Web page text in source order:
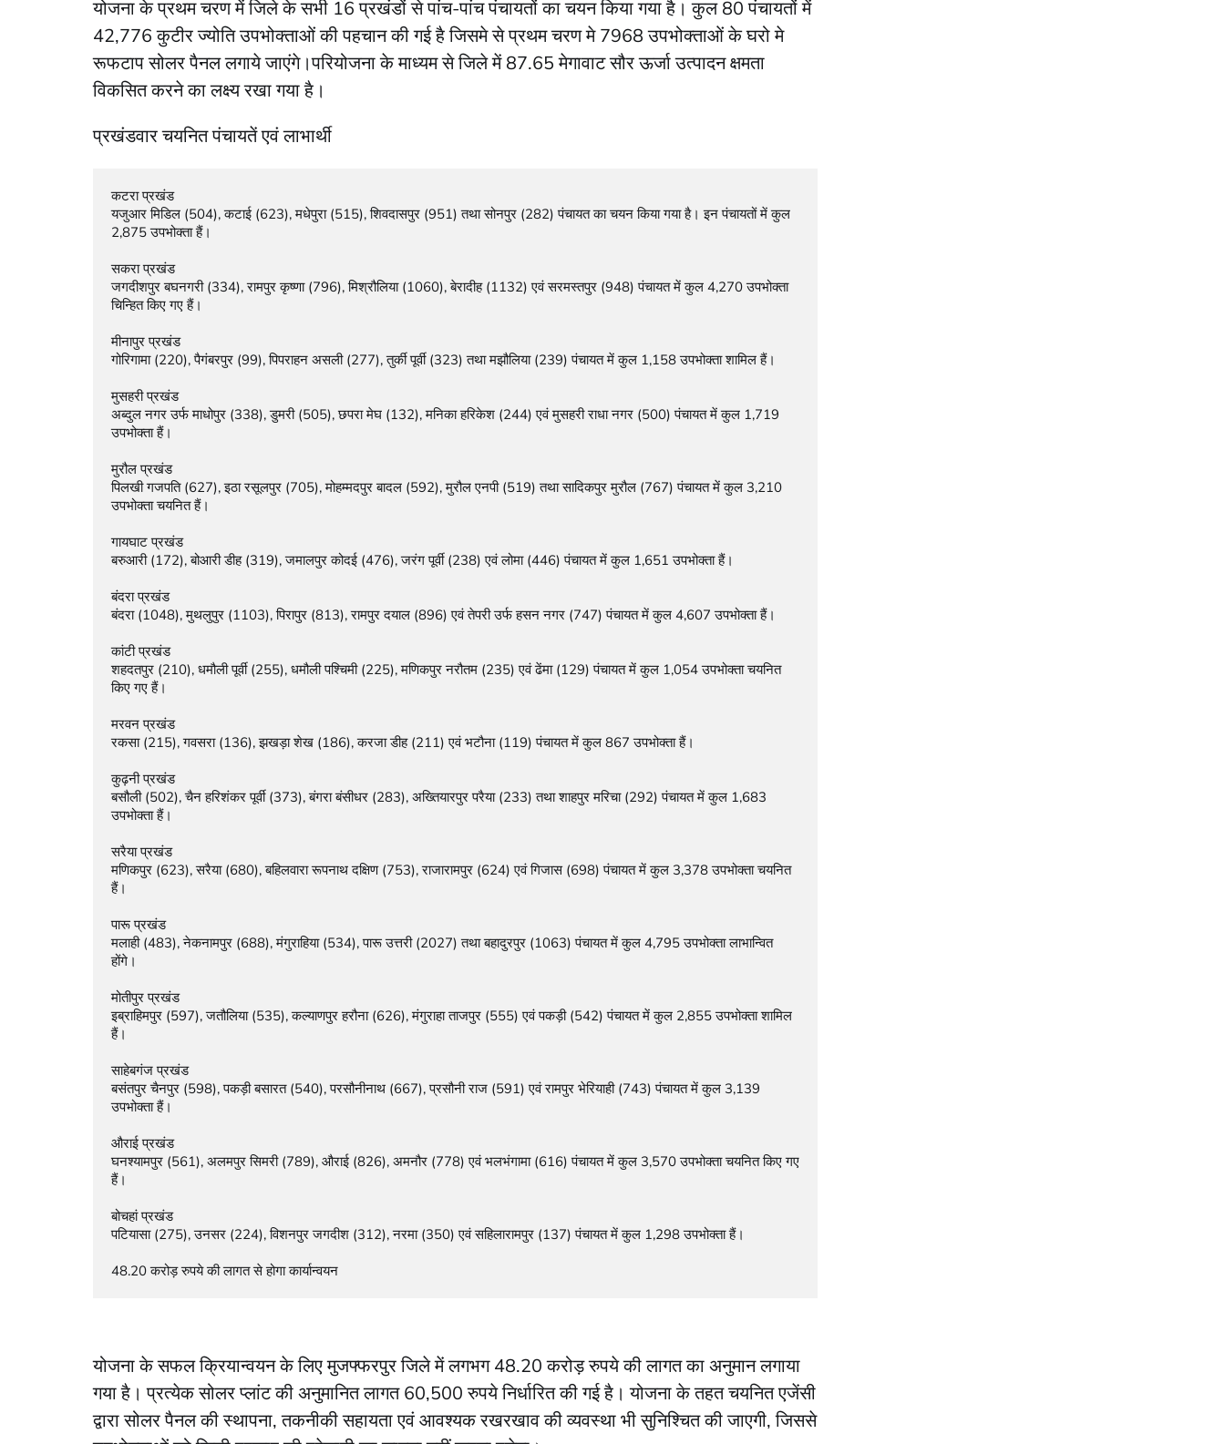
योजना के प्रथम चरण में जिले के सभी 16 प्रखंडों से पांच-पांच पंचायतों का चयन किया गया है। कुल 80 पंचायतों में
42,776 कुटीर ज्योति उपभोक्ताओं की पहचान की गई है जिसमे से प्रथम चरण मे 7968 उपभोक्ताओं के घरो मे
रूफटाप सोलर पैनल लगाये जाएंगे।परियोजना के माध्यम से जिले में 87.65 मेगावाट सौर ऊर्जा उत्पादन क्षमता
विकसित करने का लक्ष्य रखा गया है।
प्रखंडवार चयनित पंचायतें एवं लाभार्थी
कटरा प्रखंड
यजुआर मिडिल (504), कटाई (623), मधेपुरा (515), शिवदासपुर (951) तथा सोनपुर (282) पंचायत का चयन किया गया है। इन पंचायतों में कुल
2,875 उपभोक्ता हैं।
सकरा प्रखंड
जगदीशपुर बघनगरी (334), रामपुर कृष्णा (796), मिश्रौलिया (1060), बेरादीह (1132) एवं सरमस्तपुर (948) पंचायत में कुल 4,270 उपभोक्ता
चिन्हित किए गए हैं।
मीनापुर प्रखंड
गोरिगामा (220), पैगंबरपुर (99), पिपराहन असली (277), तुर्की पूर्वी (323) तथा मझौलिया (239) पंचायत में कुल 1,158 उपभोक्ता शामिल हैं।
मुसहरी प्रखंड
अब्दुल नगर उर्फ माधोपुर (338), डुमरी (505), छपरा मेघ (132), मनिका हरिकेश (244) एवं मुसहरी राधा नगर (500) पंचायत में कुल 1,719
उपभोक्ता हैं।
मुरौल प्रखंड
पिलखी गजपति (627), इठा रसूलपुर (705), मोहम्मदपुर बादल (592), मुरौल एनपी (519) तथा सादिकपुर मुरौल (767) पंचायत में कुल 3,210
उपभोक्ता चयनित हैं।
गायघाट प्रखंड
बरुआरी (172), बोआरी डीह (319), जमालपुर कोदई (476), जरंग पूर्वी (238) एवं लोमा (446) पंचायत में कुल 1,651 उपभोक्ता हैं।
बंदरा प्रखंड
बंदरा (1048), मुथलुपुर (1103), पिरापुर (813), रामपुर दयाल (896) एवं तेपरी उर्फ हसन नगर (747) पंचायत में कुल 4,607 उपभोक्ता हैं।
कांटी प्रखंड
शहदतपुर (210), धमौली पूर्वी (255), धमौली पश्चिमी (225), मणिकपुर नरौतम (235) एवं ढेंमा (129) पंचायत में कुल 1,054 उपभोक्ता चयनित
किए गए हैं।
मरवन प्रखंड
रकसा (215), गवसरा (136), झखड़ा शेख (186), करजा डीह (211) एवं भटौना (119) पंचायत में कुल 867 उपभोक्ता हैं।
कुढ़नी प्रखंड
बसौली (502), चैन हरिशंकर पूर्वी (373), बंगरा बंसीधर (283), अख्तियारपुर परैया (233) तथा शाहपुर मरिचा (292) पंचायत में कुल 1,683
उपभोक्ता हैं।
सरैया प्रखंड
मणिकपुर (623), सरैया (680), बहिलवारा रूपनाथ दक्षिण (753), राजारामपुर (624) एवं गिजास (698) पंचायत में कुल 3,378 उपभोक्ता चयनित
हैं।
पारू प्रखंड
मलाही (483), नेकनामपुर (688), मंगुराहिया (534), पारू उत्तरी (2027) तथा बहादुरपुर (1063) पंचायत में कुल 4,795 उपभोक्ता लाभान्वित
होंगे।
मोतीपुर प्रखंड
इब्राहिमपुर (597), जतौलिया (535), कल्याणपुर हरौना (626), मंगुराहा ताजपुर (555) एवं पकड़ी (542) पंचायत में कुल 2,855 उपभोक्ता शामिल
हैं।
साहेबगंज प्रखंड
बसंतपुर चैनपुर (598), पकड़ी बसारत (540), परसौनीनाथ (667), प्रसौनी राज (591) एवं रामपुर भेरियाही (743) पंचायत में कुल 3,139
उपभोक्ता हैं।
औराई प्रखंड
घनश्यामपुर (561), अलमपुर सिमरी (789), औराई (826), अमनौर (778) एवं भलभंगामा (616) पंचायत में कुल 3,570 उपभोक्ता चयनित किए गए
हैं।
बोचहां प्रखंड
पटियासा (275), उनसर (224), विशनपुर जगदीश (312), नरमा (350) एवं सहिलारामपुर (137) पंचायत में कुल 1,298 उपभोक्ता हैं।
48.20 करोड़ रुपये की लागत से होगा कार्यान्वयन
योजना के सफल क्रियान्वयन के लिए मुजफ्फरपुर जिले में लगभग 48.20 करोड़ रुपये की लागत का अनुमान लगाया
गया है। प्रत्येक सोलर प्लांट की अनुमानित लागत 60,500 रुपये निर्धारित की गई है। योजना के तहत चयनित एजेंसी
द्वारा सोलर पैनल की स्थापना, तकनीकी सहायता एवं आवश्यक रखरखाव की व्यवस्था भी सुनिश्चित की जाएगी, जिससे